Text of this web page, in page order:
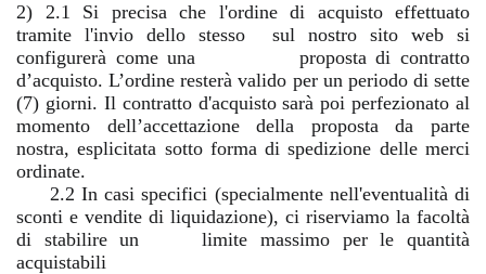
2) 2.1 Si precisa che l'ordine di acquisto effettuato
tramite l'invio dello stesso
sul nostro sito web si
configurerà come una
proposta di contratto
d’acquisto. L’ordine resterà valido per un periodo di sette
(7) giorni. Il contratto d'acquisto sarà poi perfezionato al
momento dell’accettazione della proposta da parte
nostra, esplicitata sotto forma di spedizione delle merci
ordinate.
2.2 In casi specifici (specialmente nell'eventualità di
sconti e vendite di liquidazione), ci riserviamo la facoltà
di stabilire un
limite massimo per le quantità
acquistabili